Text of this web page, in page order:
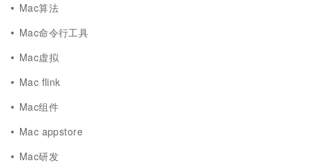
Mac算法
Mac命令行工具
Mac虚拟
Mac flink
Mac组件
Mac appstore
Mac研发